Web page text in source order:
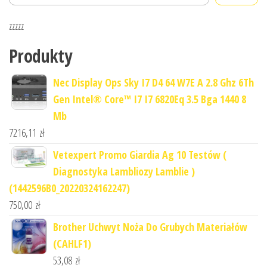
zzzzz
Produkty
Nec Display Ops Sky I7 D4 64 W7E A 2.8 Ghz 6Th
Gen Intel® Core™ I7 I7 6820Eq 3.5 Bga 1440 8
Mb
7216,11 zł
Vetexpert Promo Giardia Ag 10 Testów (
Diagnostyka Lambliozy Lamblie )
(1442596B0_20220324162247)
750,00 zł
Brother Uchwyt Noża Do Grubych Materiałów
(CAHLF1)
53,08 zł